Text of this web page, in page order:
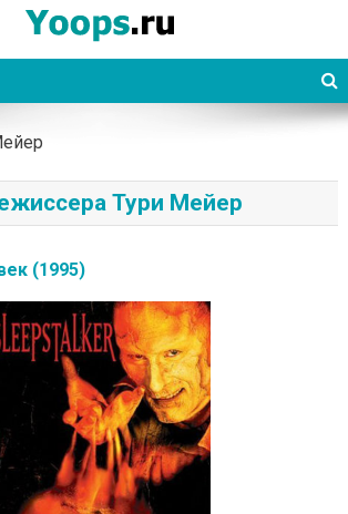
Тури Мейер
(1995)